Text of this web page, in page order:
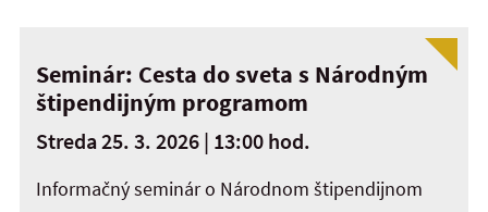
Seminár: Cesta do sveta s Národným
štipendijným programom
Streda 25. 3. 2026 | 13:00 hod.
Informačný seminár o Národnom štipendijnom